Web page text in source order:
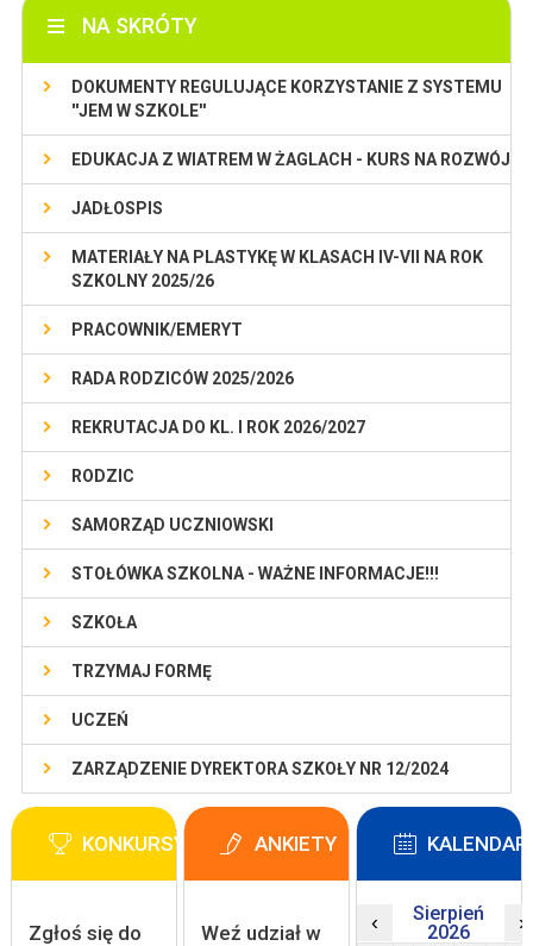
NA SKRÓTY
DOKUMENTY REGULUJĄCE KORZYSTANIE Z SYSTEMU
''JEM W SZKOLE''
EDUKACJA Z WIATREM W ŻAGLACH - KURS NA ROZWÓJ
JADŁOSPIS
MATERIAŁY NA PLASTYKĘ W KLASACH IV-VII NA ROK
SZKOLNY 2025/26
PRACOWNIK/EMERYT
RADA RODZICÓW 2025/2026
REKRUTACJA DO KL. I ROK 2026/2027
RODZIC
SAMORZĄD UCZNIOWSKI
STOŁÓWKA SZKOLNA - WAŻNE INFORMACJE!!!
SZKOŁA
TRZYMAJ FORMĘ
UCZEŃ
ZARZĄDZENIE DYREKTORA SZKOŁY NR 12/2024
KONKURSY
Zgłoś się do
ANKIETY
Weź udział w
‹
Sierpień
2026
›